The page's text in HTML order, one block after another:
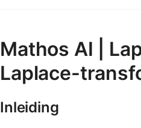
Mathos AI |
Laplace-
Inleiding